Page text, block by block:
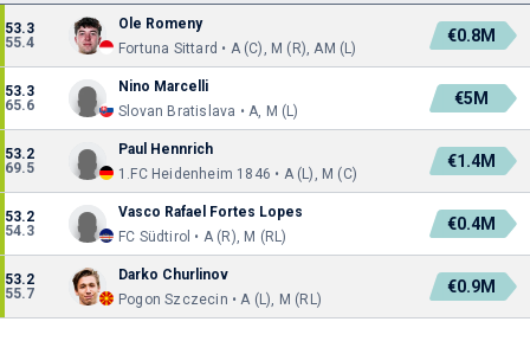
53.3
55.4
Ole Romeny
Fortuna Sittard • A (C), M (R), AM (L)
€0.8M
53.3
65.6
Nino Marcelli
Slovan Bratislava • A, M (L)
€5M
53.2
69.5
Paul Hennrich
1.FC Heidenheim 1846 • A (L), M (C)
€1.4M
53.2
54.3
Vasco Rafael Fortes Lopes
FC Südtirol • A (R), M (RL)
€0.4M
53.2
55.7
Darko Churlinov
Pogon Szczecin • A (L), M (RL)
€0.9M